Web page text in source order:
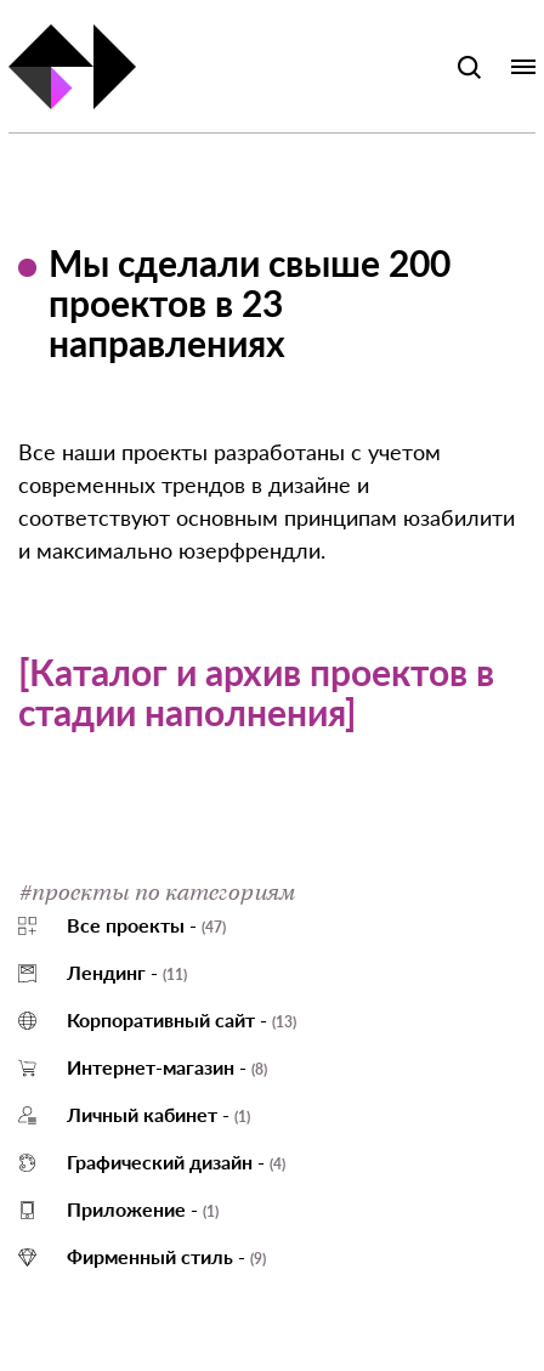
Мы сделали свыше 200
проектов в 23
направлениях
Все наши проекты разработаны с учетом
современных трендов в дизайне и
соответствуют основным принципам юзабилити
и максимально юзерфрендли.
[Каталог и архив проектов в
стадии наполнения]
#проекты по категориям
Все проекты - (47)
Лендинг - (11)
Корпоративный сайт - (13)
Интернет-магазин - (8)
Личный кабинет - (1)
Графический дизайн - (4)
Приложение - (1)
Фирменный стиль - (9)